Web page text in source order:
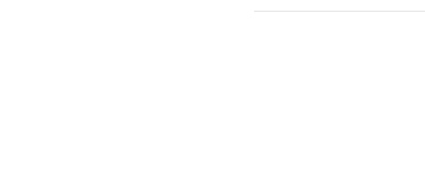
Перенос оглашения